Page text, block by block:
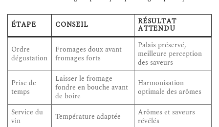
ÉTAPE CONSEIL RÉSULTAT
ATTENDU
Ordre
dégustation
Fromages doux avant
fromages forts
Palais préservé,
meilleure perception
des saveurs
Prise de
temps
Laisser le fromage
fondre en bouche avant
de boire
Harmonisation
optimale des arômes
Service du
vin
Température adaptée
Arômes et saveurs
révélés